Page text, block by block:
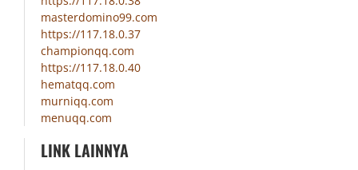
masterdomino99.com
https://117.18.0.37
championqq.com
https://117.18.0.40
hematqq.com
murniqq.com
menuqq.com
LINK LAINNYA